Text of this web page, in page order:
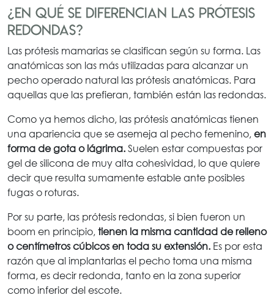
¿En qué se diferencian las prótesis
redondas?
Las prótesis mamarias se clasifican según su forma. Las
anatómicas son las más utilizadas para alcanzar un
pecho operado natural las prótesis anatómicas. Para
aquellas que las prefieran, también están las redondas.
Como ya hemos dicho, las prótesis anatómicas tienen
una apariencia que se asemeja al pecho femenino,en
forma de gota o lágrima.Suelen estar compuestas por
gel de silicona de muy alta cohesividad, lo que quiere
decir que resulta sumamente estable ante posibles
fugas o roturas.
Por su parte, las prótesis redondas, si bien fueron un
boom en principio,tienen la misma cantidad de relleno
o centímetros cúbicos en toda su extensión. Es por esta
razón que al implantarlas el pecho toma una misma
forma, es decir redonda, tanto en la zona superior
como inferior del escote.